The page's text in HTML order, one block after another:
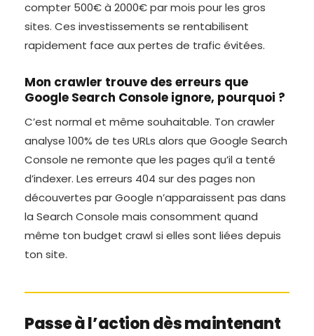
compter 500€ à 2000€ par mois pour les gros
sites. Ces investissements se rentabilisent
rapidement face aux pertes de trafic évitées.
Mon crawler trouve des erreurs que
Google Search Console ignore, pourquoi ?
C’est normal et même souhaitable. Ton crawler
analyse 100% de tes URLs alors que Google Search
Console ne remonte que les pages qu’il a tenté
d’indexer. Les erreurs 404 sur des pages non
découvertes par Google n’apparaissent pas dans
la Search Console mais consomment quand
même ton budget crawl si elles sont liées depuis
ton site.
Passe à l’action dès maintenant